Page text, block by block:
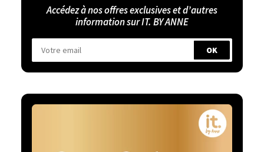
Accédez à nos offres exclusives et d’autres
information sur IT. BY ANNE